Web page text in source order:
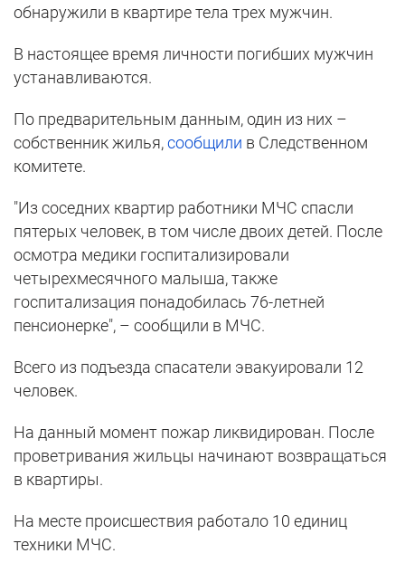
обнаружили в квартире тела трех мужчин.
В настоящее время личности погибших мужчин
устанавливаются.
По предварительным данным, один из них –
собственник жилья,сообщили в Следственном
комитете.
"Из соседних квартир работники МЧС спасли
пятерых человек, в том числе двоих детей. После
осмотра медики госпитализировали
четырехмесячного малыша, также
госпитализация понадобилась 76-летней
пенсионерке", – сообщили в МЧС.
Всего из подъезда спасатели эвакуировали 12
человек.
На данный момент пожар ликвидирован. После
проветривания жильцы начинают возвращаться
в квартиры.
На месте происшествия работало 10 единиц
техники МЧС.